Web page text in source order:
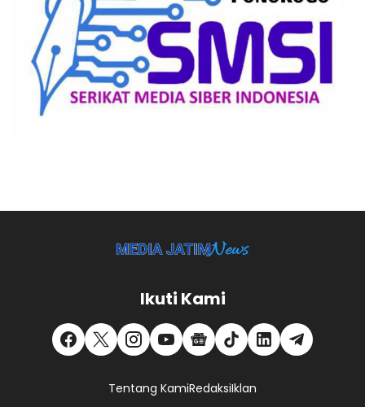
Ikuti Kami
Tentang KamiRedaksiIklan